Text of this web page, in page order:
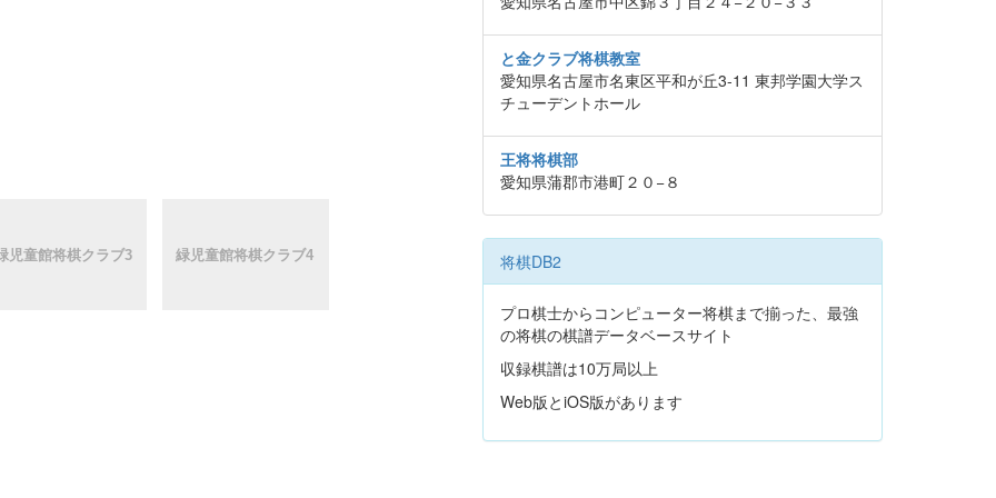
と金クラブ将棋教室
愛知県名古屋市名東区平和が丘3-11 東邦学園大学ス
チューデントホール
王将将棋部
愛知県蒲郡市港町２０−８
将棋DB2
プロ棋士からコンピューター将棋まで揃った、最強
の将棋の棋譜データベースサイト
収録棋譜は10万局以上
Web版とiOS版があります